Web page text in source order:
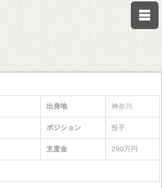
出身地 神奈川
ポジション 投手
支度金 290万円